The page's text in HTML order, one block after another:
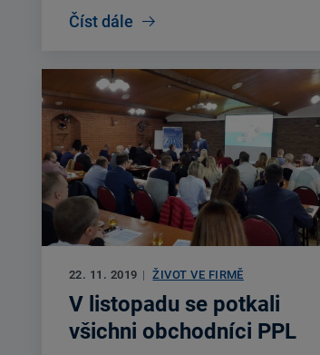
Číst dále
22. 11. 2019 | ŽIVOT VE FIRMĚ
V listopadu se potkali
všichni obchodníci PPL